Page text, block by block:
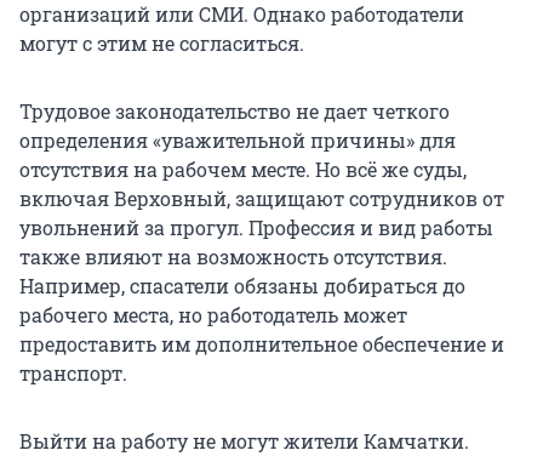
организаций или СМИ. Однако работодатели
могут с этим не согласиться.
Трудовое законодательство не дает четкого
определения «уважительной причины» для
отсутствия на рабочем месте. Но всё же суды,
включая Верховный, защищают сотрудников от
увольнений за прогул. Профессия и вид работы
также влияют на возможность отсутствия.
Например, спасатели обязаны добираться до
рабочего места, но работодатель может
предоставить им дополнительное обеспечение и
транспорт.
Выйти на работу не могут жители Камчатки.